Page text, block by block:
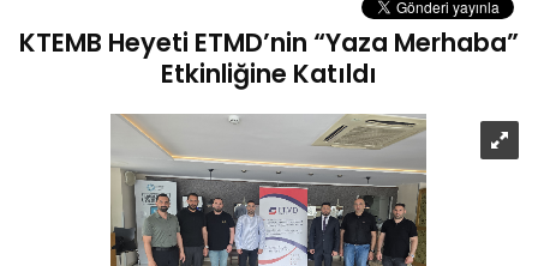
KTEMB Heyeti ETMD’nin “Yaza Merhaba”
Etkinliğine Katıldı